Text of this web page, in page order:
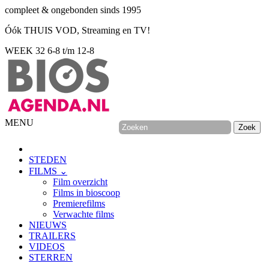
compleet & ongebonden sinds 1995
Óók THUIS VOD, Streaming en TV!
WEEK 32 6-8 t/m 12-8
MENU
STEDEN
FILMS ⌄
Film overzicht
Films in bioscoop
Premierefilms
Verwachte films
NIEUWS
TRAILERS
VIDEOS
STERREN